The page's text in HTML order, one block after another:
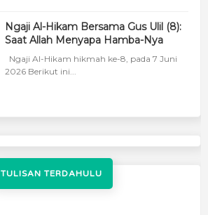
Ngaji Al-Hikam Bersama Gus Ulil (8):
Saat Allah Menyapa Hamba-Nya
Ngaji Al-Hikam hikmah ke-8, pada 7 Juni
2026 Berikut ini...
TULISAN TERDAHULU